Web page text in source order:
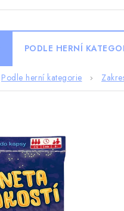
PODLE HERNÍ
Podle herní kategorie